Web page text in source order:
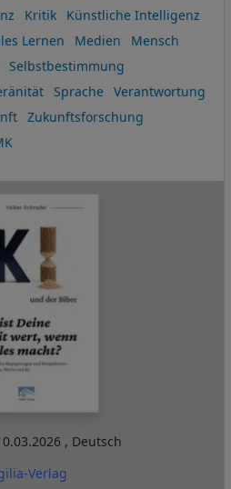
Kritik
Künstliche Intelligenz
Lernen Medien
Mensch
Selbstbestimmung
Sprache
Verantwortung
Zukunftsforschung
, Deutsch
Verlag